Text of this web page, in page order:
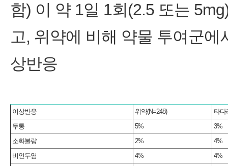
함) 이 약 1일 1회(2.5 또는
고, 위약에 비해 약물 투여군
상반응
이상반응 위약(N=248)
타다
두통
5%
3%
소화불량
2%
4%
비인두염
4%
4%